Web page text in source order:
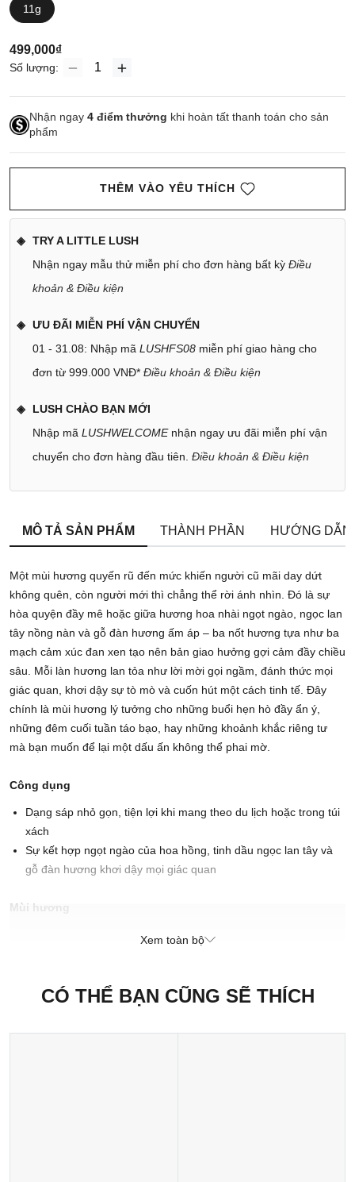
11g
499,000₫
Số lượng:
Nhận ngay 4 điểm thưởng khi hoàn tất thanh toán cho sản
phẩm
THÊM VÀO YÊU THÍCH
TRY A LITTLE LUSH
Nhận ngay mẫu thử miễn phí cho đơn hàng bất kỳ Điều
khoản & Điều kiện
ƯU ĐÃI MIỄN PHÍ VẬN CHUYỂN
01 - 31.08: Nhập mã LUSHFS08 miễn phí giao hàng cho
đơn từ 999.000 VNĐ* Điều khoản & Điều kiện
LUSH CHÀO BẠN MỚI
Nhập mã LUSHWELCOMEnhận ngay ưu đãi miễn phí vận
chuyển cho đơn hàng đầu tiên. Điều khoản & Điều kiện
MÔ TẢ SẢN PHẨM THÀNH PHẦN HƯỚNG
Một mùi hương quyến rũ đến mức khiến người cũ mãi day dứt
không quên, còn người mới thì chẳng thể rời ánh nhìn. Đó là sự
hòa quyện đầy mê hoặc giữa hương hoa nhài ngọt ngào, ngọc lan
tây nồng nàn và gỗ đàn hương ấm áp – ba nốt hương tựa như ba
mạch cảm xúc đan xen tạo nên bản giao hưởng gợi cảm đầy chiều
sâu. Mỗi làn hương lan tỏa như lời mời gọi ngầm, đánh thức mọi
giác quan, khơi dậy sự tò mò và cuốn hút một cách tinh tế. Đây
chính là mùi hương lý tưởng cho những buổi hẹn hò đầy ẩn ý,
những đêm cuối tuần táo bạo, hay những khoảnh khắc riêng tư
mà bạn muốn để lại một dấu ấn không thể phai mờ.
Công dụng
Dạng sáp nhỏ gọn, tiện lợi khi mang theo du lịch hoặc trong túi
xách
Sự kết hợp ngọt ngào của hoa hồng, tinh dầu ngọc lan tây và
gỗ đàn hương khơi dậy mọi giác quan
Mùi hương
Dùng trực tiếp lên làn da.
Xem toàn bộ
CÓ THỂ BẠN CŨNG SẼ THÍCH